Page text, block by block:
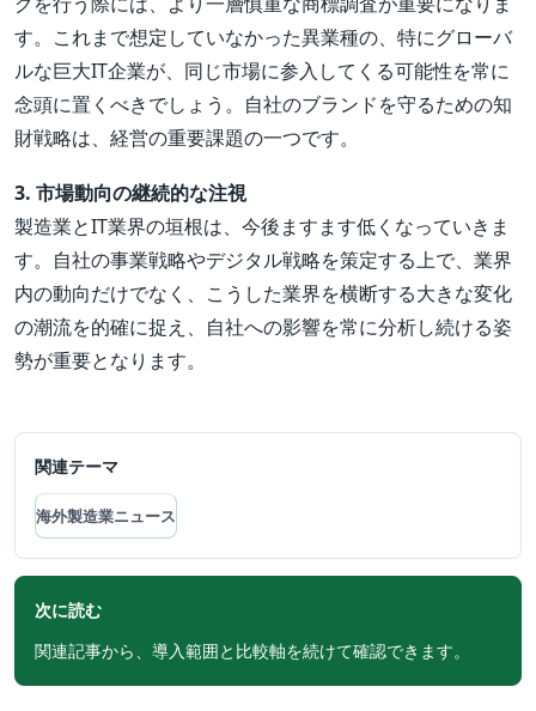
す。これまで想定していなかった異業種の、特にグローバ
ルな巨大IT企業が、同じ市場に参入してくる可能性を常に
念頭に置くべきでしょう。自社のブランドを守るための知
財戦略は、経営の重要課題の一つです。
3. 市場動向の継続的な注視
製造業とIT業界の垣根は、今後ますます低くなっていきま
す。自社の事業戦略やデジタル戦略を策定する上で、業界
内の動向だけでなく、こうした業界を横断する大きな変化
の潮流を的確に捉え、自社への影響を常に分析し続ける姿
勢が重要となります。
関連テーマ
海外製造業ニュース
次に読む
関連記事から、導入範囲と比較軸を続けて確認できます。